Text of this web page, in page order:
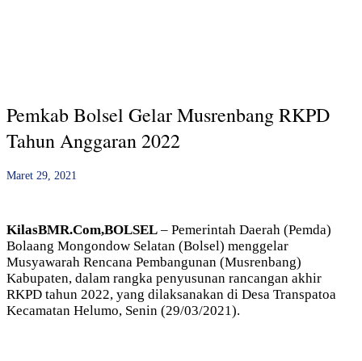
Pemkab Bolsel Gelar Musrenbang RKPD
Tahun Anggaran 2022
Maret 29, 2021
KilasBMR.Com,BOLSEL – Pemerintah Daerah (Pemda)
Bolaang Mongondow Selatan (Bolsel) menggelar
Musyawarah Rencana Pembangunan (Musrenbang)
Kabupaten, dalam rangka penyusunan rancangan akhir
RKPD tahun 2022, yang dilaksanakan di Desa Transpatoa
Kecamatan Helumo, Senin (29/03/2021).